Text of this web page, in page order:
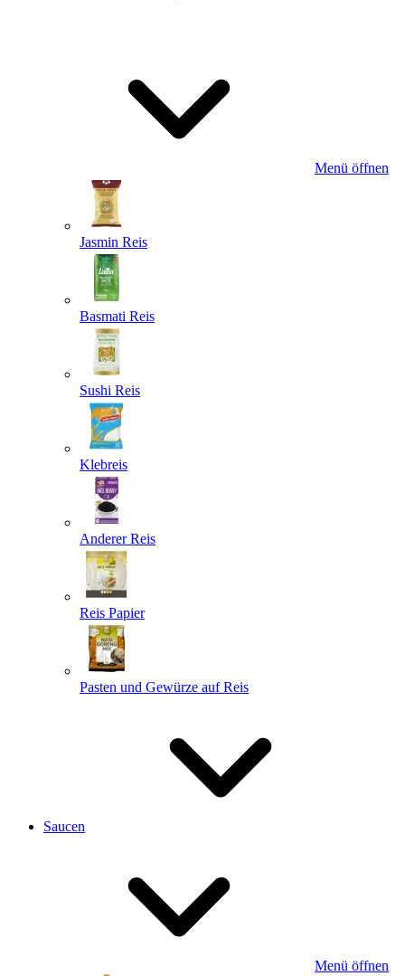
Menü öffnen
Jasmin Reis
Basmati Reis
Sushi Reis
Klebreis
Anderer Reis
Reis Papier
Pasten und Gewürze auf Reis
Saucen
Menü öffnen